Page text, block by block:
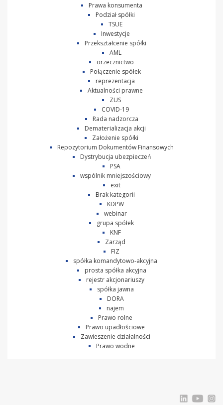
Prawa konsumenta
Podział spółki
TSUE
Inwestycje
Przekształcenie spółki
AML
orzecznictwo
Połączenie spółek
reprezentacja
Aktualności prawne
ZUS
COVID-19
Rada nadzorcza
Dematerializacja akcji
Założenie spółki
Repozytorium Dokumentów Finansowych
Dystrybucja ubezpieczeń
PSA
wspólnik mniejszościowy
exit
Brak kategorii
KDPW
webinar
grupa spółek
KNF
Zarząd
FIZ
spółka komandytowo-akcyjna
prosta spółka akcyjna
rejestr akcjonariuszy
spółka jawna
DORA
najem
Prawo rolne
Prawo upadłościowe
Zawieszenie działalności
Prawo wodne